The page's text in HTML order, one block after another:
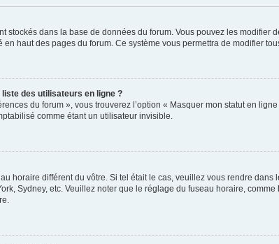
stockés dans la base de données du forum. Vous pouvez les modifier
haut des pages du forum. Ce système vous permettra de modifier
des utilisateurs en ligne ?
du forum », vous trouverez l’option « Masquer mon statut en
comme étant un utilisateur invisible.
horaire différent du vôtre. Si tel était le cas, veuillez vous rendre
Sydney, etc. Veuillez noter que le réglage du fuseau horaire,